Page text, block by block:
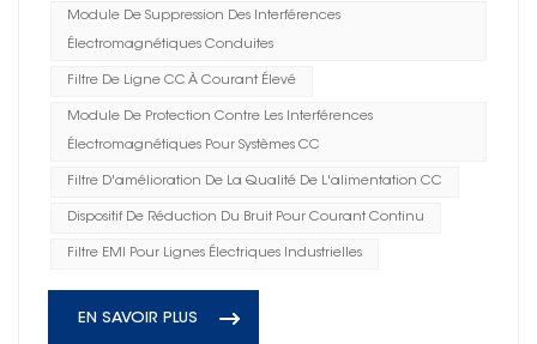
Module De Suppression Des Interférences
Électromagnétiques Conduites
Filtre De Ligne CC À Courant Élevé
Module De Protection Contre Les Interférences
Électromagnétiques Pour Systèmes CC
Filtre D'amélioration De La Qualité De L'alimentation CC
Dispositif De Réduction Du Bruit Pour Courant Continu
Filtre EMI Pour Lignes Électriques Industrielles
EN SAVOIR PLUS